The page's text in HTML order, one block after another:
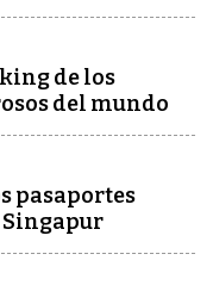
de los
del mundo
pasaportes
Singapur